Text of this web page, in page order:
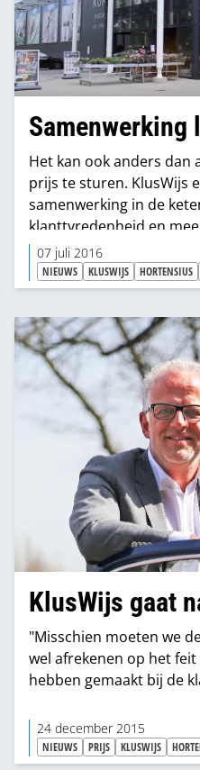
Samenwerking
Het kan ook anders dan
prijs te sturen. KlusWijs
samenwerking in de
klanttvredenheid en
07 juli 2016
NIEUWS KLUSWIJS HORTENSIUS
KlusWijs gaat
"Misschien moeten we
wel afrekenen op het
hebben gemaakt bij de
24 december 2015
NIEUWS PRIJS KLUSWIJS